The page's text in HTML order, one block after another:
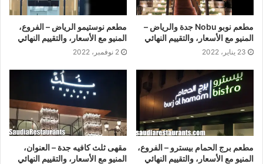
مطعم نوبو Nobu جدة والرياض –
المنيو مع الأسعار، والتقييم النهائي
23 يناير، 2022
مطعم نوستيمو الرياض – الفروع،
المنيو مع الأسعار، والتقييم النهائي
2 نوفمبر، 2022
مطعم برج الحمام بيسترو – الفروع،
المنيو مع الأسعار، والتقييم النهائي
مقهى ثلث كافيه جدة – العنوان،
المنيو مع الأسعار، والتقييم النهائي